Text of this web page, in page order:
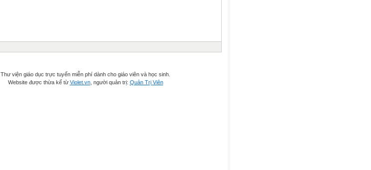
Thư viện giáo dục trực tuyến miễn phí dành cho giáo viên và học sinh.
Website được thừa kế từ Violet.vn, người quản trị: Quản Trị Viên